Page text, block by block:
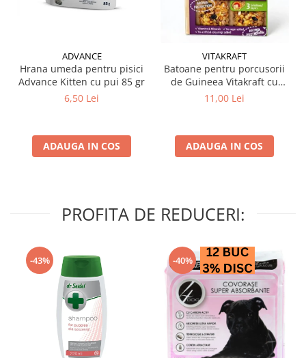
ADVANCE
Hrana umeda pentru pisici
Advance Kitten cu pui 85 gr
6,50 Lei
ADAUGA IN COS
VITAKRAFT
Batoane pentru porcusorii
de Guineea Vitakraft cu
struguri & nuci 2 buc
11,00 Lei
ADAUGA IN COS
PROFITA DE REDUCERI:
-43% -40%